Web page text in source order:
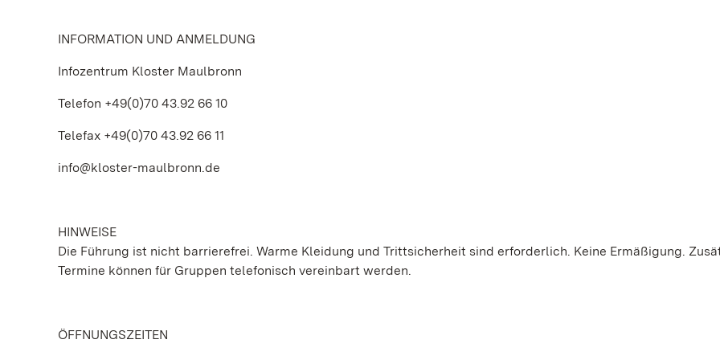
INFORMATION UND ANMELDUNG
Infozentrum Kloster Maulbronn
Telefon +49(0)70 43.92 66 10
Telefax +49(0)70 43.92 66 11
info@kloster-maulbronn.de
HINWEISE
Die Führung ist nicht barrierefrei. Warme Kleidung und Trittsicherheit sind erforderlich. Keine Ermäßigung.
Termine können für Gruppen telefonisch vereinbart werden.
ÖFFNUNGSZEITEN